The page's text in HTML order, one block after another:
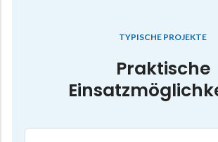
TYPISCHE PROJEKTE
Praktische